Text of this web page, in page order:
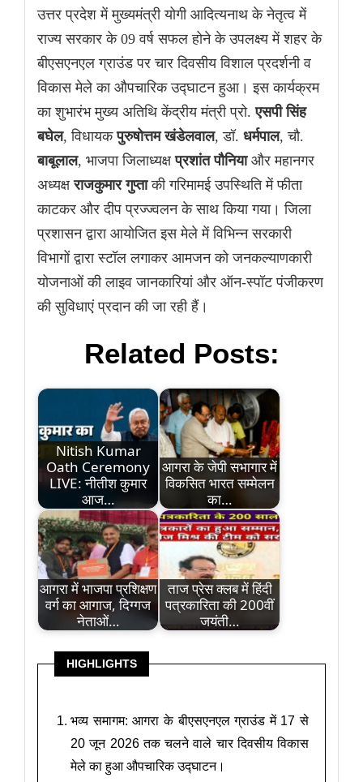
उत्तर प्रदेश में मुख्यमंत्री योगी आदित्यनाथ के नेतृत्व में
राज्य सरकार के 09 वर्ष सफल होने के उपलक्ष्य में शहर के
बीएसएनएल ग्राउंड पर चार दिवसीय विशाल प्रदर्शनी व
विकास मेले का औपचारिक उद्घाटन हुआ। इस कार्यक्रम
का शुभारंभ मुख्य अतिथि केंद्रीय मंत्री प्रो.एसपी सिंह
बघेल, विधायकपुरुषोत्तम खंडेलवाल, डॉ. धर्मपाल, चौ.
बाबूलाल, भाजपा जिलाध्यक्षप्रशांत पौनियाऔर महानगर
अध्यक्षराजकुमार गुप्ताकी गरिमामई उपस्थिति में फीता
काटकर और दीप प्रज्ज्वलन के साथ किया गया। जिला
प्रशासन द्वारा आयोजित इस मेले में विभिन्न सरकारी
विभागों द्वारा स्टॉल लगाकर आमजन को जनकल्याणकारी
योजनाओं की लाइव जानकारियां और ऑन-स्पॉट पंजीकरण
की सुविधाएं प्रदान की जा रही हैं।
Related Posts:
Nitish Kumar
Oath Ceremony
LIVE: नीतीश कुमार
आज…
आगरा के जेपी सभागार में
विकसित भारत सम्मेलन
का…
आगरा में भाजपा प्रशिक्षण
वर्ग का आगाज, दिग्गज
नेताओं…
ताज प्रेस क्लब में हिंदी
पत्रकारिता की 200वीं
जयंती…
HIGHLIGHTS
भव्य समागम: आगरा के बीएसएनएल ग्राउंड में 17 से
20 जून 2026 तक चलने वाले चार दिवसीय विकास
मेले का हुआ औपचारिक उद्घाटन।